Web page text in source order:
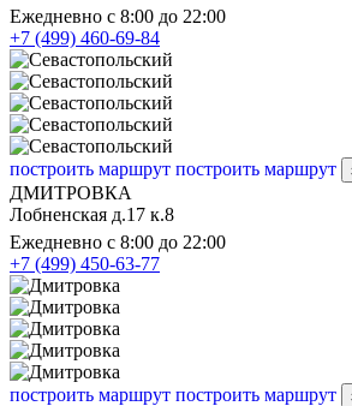
Ежедневно с 8:00 до 22:00
+7 (499) 460-69-84
построить маршрут построить маршрут
ДМИТРОВКА
Лобненская д.17 к.8
Ежедневно с 8:00 до 22:00
+7 (499) 450-63-77
построить маршрут построить маршрут